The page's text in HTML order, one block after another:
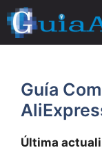
Saltar
al
contenido
Guía
Última